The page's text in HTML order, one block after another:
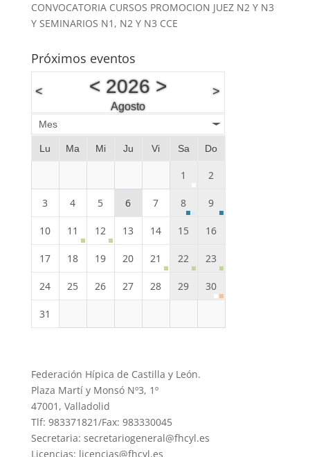
CONVOCATORIA CURSOS PROMOCION JUEZ N2 Y N3
Y SEMINARIOS N1, N2 Y N3 CCE
Próximos eventos
< < 2026>
Agosto
>
Mes
Lu Ma Mi Ju Vi Sa Do
1 2
3 4 5 6 7 8 9
10 11 12 13 14 15 16
17 18 19 20 21 22 23
24 25 26 27 28 29 30
31
Federación Hípica de Castilla y León.
Plaza Martí y Monsó Nº3, 1º
47001, Valladolid
Tlf: 983371821/Fax: 983330045
Secretaria: secretariogeneral@fhcyl.es
Licencias: licencias@fhcyl.es